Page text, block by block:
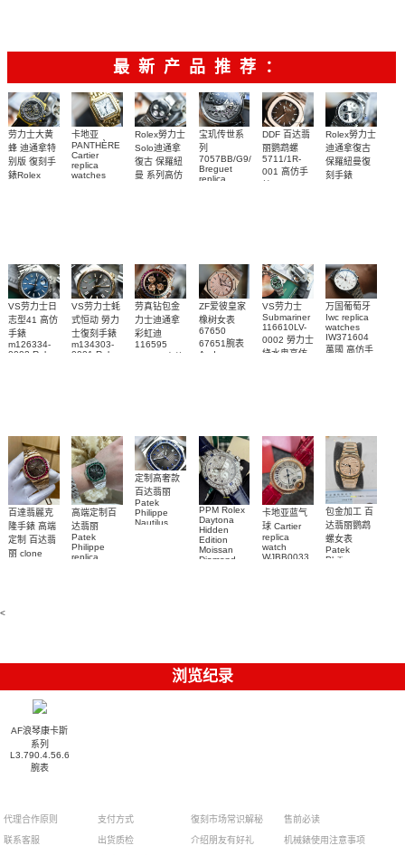
最新产品推荐：
劳力士大黄
蜂 迪通拿特
别版 復刻手
錶Rolex
卡地亚
PANTHÈRE
Cartier
replica
watches
Rolex勞力士
Solo迪通拿
復古 保羅紐
曼 系列高仿
宝玑传世系
列
7057BB/G9/9W6
Breguet
replica
DDF 百达翡
丽鹦鹉螺
5711/1R-
001 高仿手
Rolex勞力士
迪通拿復古
保羅紐曼復
刻手錶
VS劳力士日
志型41 高仿
手錶
m126334-
0002 Rolex
VS劳力士蚝
式恒动 勞力
士復刻手錶
m134303-
0001 Rolex
劳真钻包金
力士迪通拿
彩虹迪
116595
ZF爱彼皇家
橡树女表
67650
67651腕表
Audemars
VS劳力士
Submariner
116610LV-
0002 勞力士
綠水鬼高仿
万国葡萄牙
Iwc replica
watches
IW371604
萬國 高仿手
百達翡麗克
隆手錶 高端
定制 百达翡
丽 clone
高端定制百
达翡丽
Patek
Philippe
replica
定制高奢款
百达翡丽
Patek
Philippe
Nautilus
PPM Rolex
Daytona
Hidden
Edition
Moissan
Diamond
卡地亚蓝气
球 Cartier
replica
watch
WJBB0033
包金加工 百
达翡丽鹦鹉
螺女表
Patek
Philippe
<
浏览纪录
AF浪琴康卡斯
系列
L3.790.4.56.6
腕表
代理合作原则
联系客服
支付方式
出货质检
復刻市场常识解秘
介绍朋友有好礼
售前必读
机械錶使用注意事项